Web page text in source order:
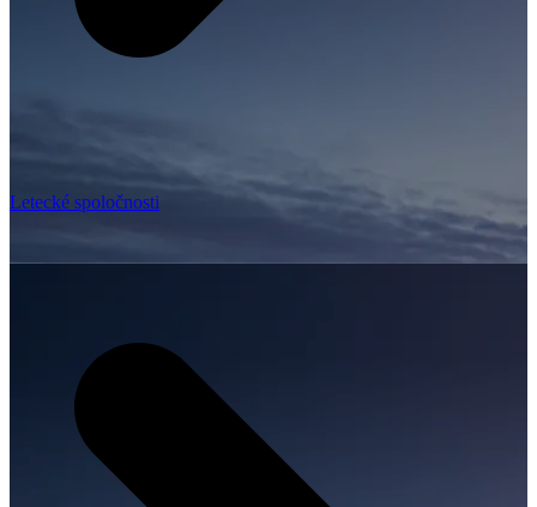
Letecké spoločnosti